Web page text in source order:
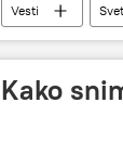
Vesti Svet
Kako